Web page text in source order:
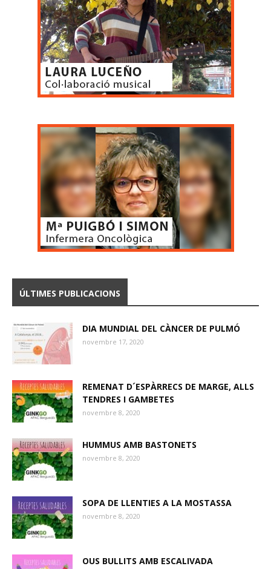
ÚLTIMES PUBLICACIONS
DIA MUNDIAL DEL CÀNCER DE PULMÓ
novembre 17, 2020
REMENAT D´ESPÀRRECS DE MARGE, ALLS
TENDRES I GAMBETES
novembre 8, 2020
HUMMUS AMB BASTONETS
novembre 8, 2020
SOPA DE LLENTIES A LA MOSTASSA
novembre 8, 2020
OUS BULLITS AMB ESCALIVADA